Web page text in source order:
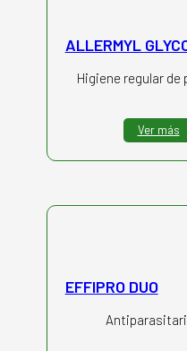
ALLERMYL
Higiene regular de
Ver más
EFFIPRO DUO